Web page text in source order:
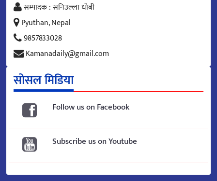
सम्पादक : सनिउल्ला धोबी
Pyuthan, Nepal
9857833028
Kamanadaily@gmail.com
सोसल मिडिया
Follow us on Facebook
Subscribe us on Youtube